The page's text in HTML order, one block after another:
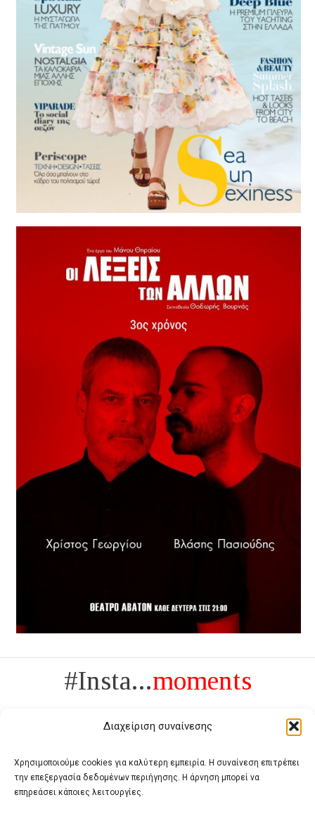
Διαχείριση συναίνεσης
Χρησιμοποιούμε cookies για καλύτερη εμπειρία. Η συναίνεση επιτρέπει
την επεξεργασία δεδομένων περιήγησης. Η άρνηση μπορεί να
επηρεάσει κάποιες λειτουργίες.
#Insta...moments
Πολυτέλεια δεν είναι το αντίθετο της ανέχειας, είναι το αντίθετο της